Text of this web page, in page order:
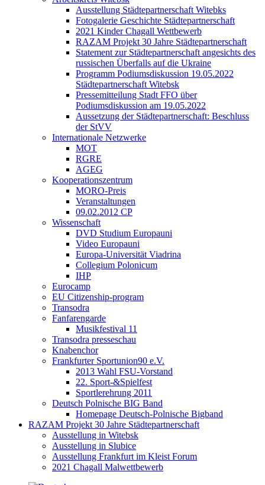
Ausstellung Städtepartnerschaft Witebks
Fotogalerie Geschichte Städtepartnerschaft
2021 Kinder Chagall Wettbewerb
RAZAM Projekt 30 Jahre Städtepartnerschaft
Statement zur Städtepartnerschaft angesichts des
russischen Überfalls auf die Ukraine
Programm Podiumsdiskussion 19.05.2022
Städtepartnerschaft Witebsk
Pressemitteilung Stadt FFO über
Podiumsdiskussion am 19.05.2022
Aussetzung der Städtepartnerschaft: Beschluss
der StVV
Internationale Netzwerke
MOT
RGRE
AGEG
Kooperationszentrum
MORO-Preis
Veranstaltungen
09.02.2012 CP
Wissenschaft
DVD Studium Europauni
Video Europauni
Europa-Universität Viadrina
Collegium Polonicum
IHP
Eurocamp
EU Citizenship-program
Transodra
Fanfarengarde
Musikfestival 11
Transodra presseschau
Knabenchor
Frankfurter Sportunion90 e.V.
2013 Wahl FSU-Vorstand
22. Sport-&Spielfest
Sportlerehrung 2011
Deutsch Polnische BIG Band
Homepage Deutsch-Polnische Bigband
RAZAM Projekt 30 Jahre Städtepartnerschaft
Ausstellung in Witebsk
Ausstellung in Slubice
Ausstellung Frankfurt im Kleist Forum
2021 Chagall Malwettbewerb